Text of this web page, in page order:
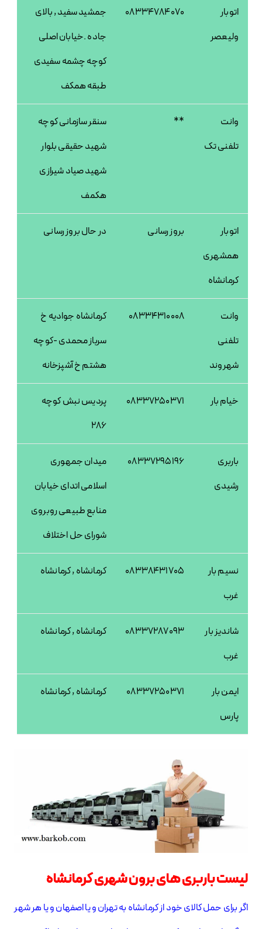
اتوبار
ولیعصر
08334784070
جمشید سفید , بالای
جاده .خیابان اصلی
کوچه چشمه سفیدی
طبقه همکف
وانت
تلفنی تک
**
سنقر سازمانی کوچه
شهید حقیقی بلوار
شهید صیاد شیرازی
هکمف
اتوبار
همشهری
کرمانشاه
بروز رسانی در حال بروز رسانی
وانت
تلفنی
شهروند
08334310008
کرمانشاه جوادیه خ
سرباز محمدی -کوچه
هشتم خ آشپزخانه
خیام بار 08337250371
پردیس نبش کوچه
286
باربری
رشیدی
08337295196
میدان جمهوری
اسلامی اتدای خیابان
منابع طبیعی روبروی
شورای حل اختلاف
نسیم بار
غرب
08338431705 کرمانشاه , کرمانشاه
شاندیز بار
غرب
08337287093 کرمانشاه , کرمانشاه
ایمن بار
پارس
08337250371 کرمانشاه , کرمانشاه
لیست باربری های برون شهری کرمانشاه
اگر برای حمل کالای خود از کرمانشاه به تهران و یا اصفهان و یا هر شهر